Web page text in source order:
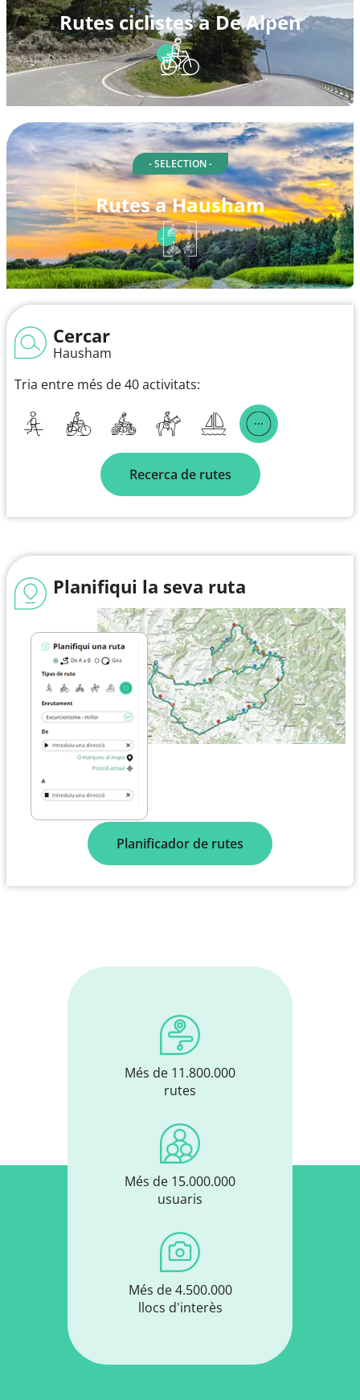
Rutes ciclistes a De Alpen
- SELECTION -
Rutes a Hausham
Cercar
Hausham
Tria entre més de 40 activitats:
Recerca de rutes
Planifiqui la seva ruta
Planificador de rutes
Més de 11.800.000
rutes
Més de 15.000.000
usuaris
Més de 4.500.000
llocs d'interès